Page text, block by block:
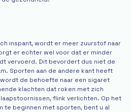
inspant, wordt er meer zuurstof naar
er echter wel voor dat er minder
vervoerd. Dit bevordert dus niet de
Sporten aan de andere kant heeft
de behoefte naar een sigaret
klachten dat roken met zich
flink verlichten. Op het
te beginnen met sporten, bent u al